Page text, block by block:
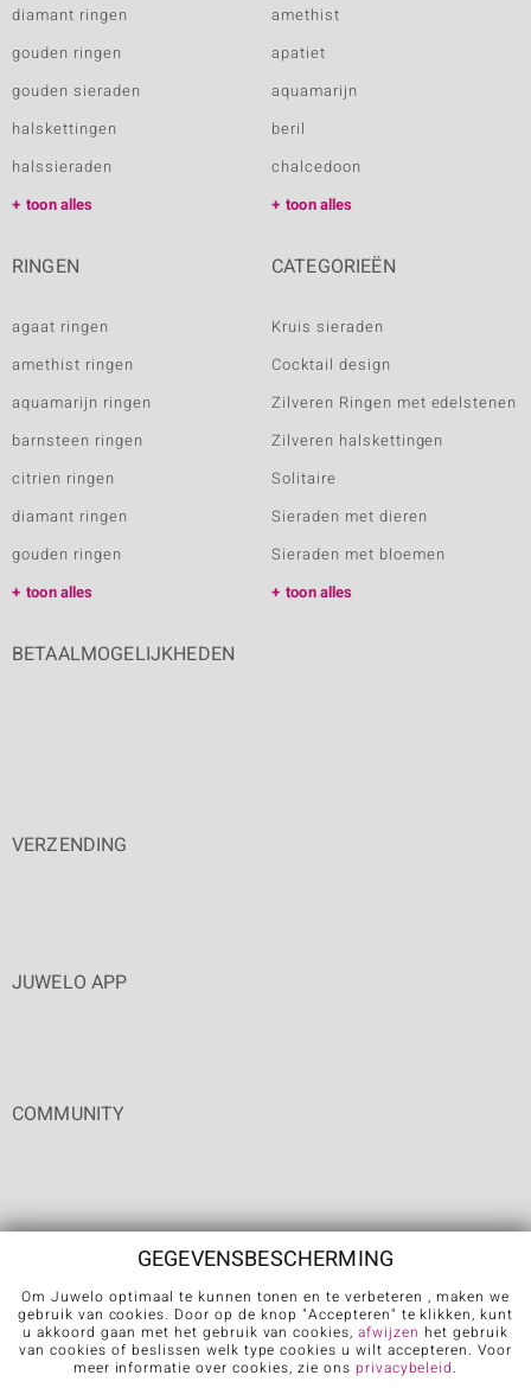
diamant ringen
gouden ringen
gouden sieraden
halskettingen
halssieraden
toon alles
amethist
apatiet
aquamarijn
beril
chalcedoon
toon alles
RINGEN
agaat ringen
amethist ringen
aquamarijn ringen
barnsteen ringen
citrien ringen
diamant ringen
gouden ringen
toon alles
CATEGORIEËN
Kruis sieraden
Cocktail design
Zilveren Ringen met edelstenen
Zilveren halskettingen
Solitaire
Sieraden met dieren
Sieraden met bloemen
toon alles
BETAALMOGELIJKHEDEN
VERZENDING
JUWELO APP
COMMUNITY
Carrière Algemene verkoopvoorwaarden
Privacybeleid
Cookies
Colofon Contact
Contract herroepen
GEGEVENSBESCHERMING
Om Juwelo optimaal te kunnen tonen en te verbeteren , maken we
gebruik van cookies. Door op de knop "Accepteren" te klikken, kunt
u akkoord gaan met het gebruik van cookies,afwijzen het gebruik
van cookies of beslissen welk type cookies u wilt accepteren. Voor
meer informatie over cookies, zie ons privacybeleid.